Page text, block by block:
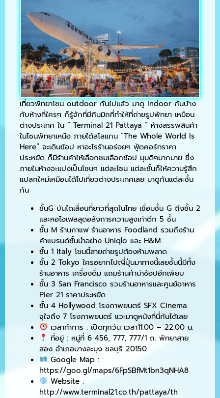
เที่ยวพัทยาโซน outdoor กันไปแล้ว มาดู indoor กันบ้าง
กับห้างที่ใครๆ ก็รู้จักที่มีกิมมิกที่ทำให้ที่ถ่ายรูปพัทยา เหมือน
ต่างประเทศ ใน ” Terminal 21 Pattaya ” ห้างสรรพสินค้า
ในโซนพัทยาเหนือ ภายใต้สโลแกน “The Whole World Is
Here” จะเดินช้อป หาอะไรร้านอร่อยๆ ฟู้ดคอร์ทราคา
ประหยัด ก็มีร้านค้าให้เลือกชมเลือกช้อป มุมดีๆมากมาย ซึ่ง
ภายในห้างจะแบ่งเป็นโซนๆ แต่ละโซน แต่ละชั้นก็ให้ความรู้สึก
แปลกใหม่เหมือนได้ไปเที่ยวต่างประเทศเลย มาดูกันแต่ละชั้น
กัน
ชั้นG บันไดเลื่อนที่ยาวที่สุดในไทย เชื่อมชั้น G ถึงชั้น 2
และหอไอเฟลสุดอลังการความสูงเท่าตึก 5 ชั้น
ชั้น M ร้านกาแฟ ร้านอาหาร Foodland รวมถึงร้าน
ค้าแบรนด์ชั้นนำอย่าง Uniqlo และ H&M
ชั้น 1 Italy โซนนี้สายถ่ายรูปต้องห้ามพลาด
ชั้น 2 Tokyo ใครอยากไปญี่ปุ่นมาทางนี้เลยชั้นนี้มีทั้ง
ร้านอาหาร เครื่องดื่ม แถมร้านค้าน่าช้อปอีกเพียบ
ชั้น 3 San Francisco รวมร้านอาหารและศูนย์อาหาร
Pier 21 ราคาประหยัด
ชั้น 4 Hollywood โรงภาพยนตร์ SFX Cinema
จุใจถึง 7 โรงภาพยนตร์ แวะมาดูหนังที่นี่กันได้เลย
เวลาทำการ : เปิดทุกวัน เวลา11.00 – 22.00 น.
ที่อยู่ : หมู่ที่ 6 456, 777, 777/1 ถ. พัทยาสาย
สอง อำเภอบางละมุง ชลบุรี 20150
Google Map :
https://goo.gl/maps/6FpSBfMt1bn3qNHA8
Website :
http://www.terminal21.co.th/pattaya/th